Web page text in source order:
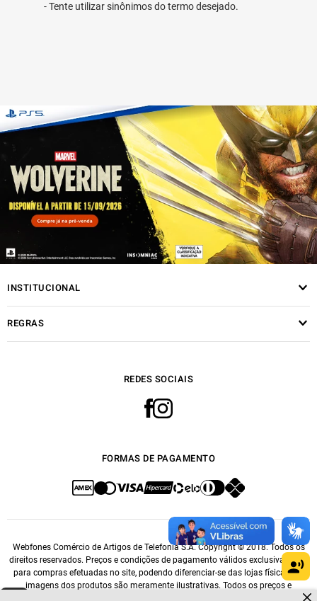
Tente utilizar sinônimos do termo desejado.
INSTITUCIONAL
REGRAS
REDES SOCIAIS
FORMAS DE PAGAMENTO
Webfones Comércio de Artigos de Telefonia S.A. Copyright © 2018. Todos os
direitos reservados. Preços e condições de pagamento válidos exclusivamente
para compras efetuadas no site, podendo diferenciar-se das lojas físicas. As
imagens dos produtos são meramente ilustrativas. Todos os preços e